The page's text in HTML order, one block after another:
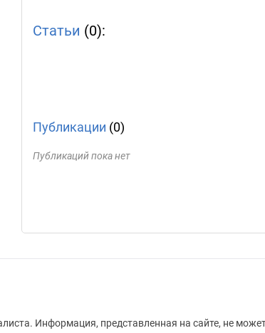
Статьи (0):
Публикации (0)
Публикаций пока нет
Информация, представленная на сайте, не